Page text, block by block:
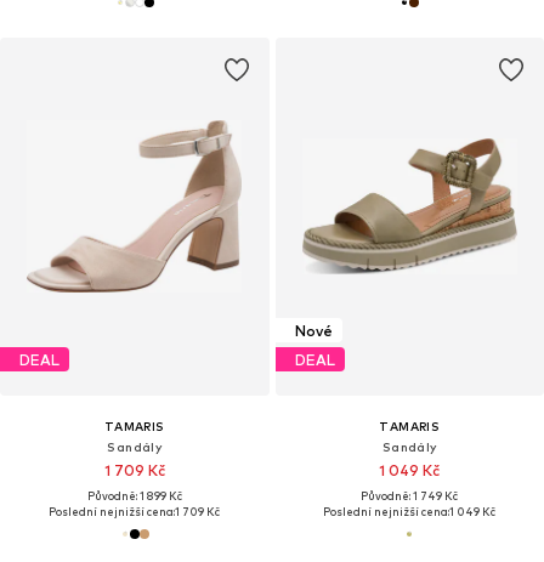
DEAL
TAMARIS
Sandály
1 709 Kč
Původně: 1 899 Kč
Poslední nejnižší cena:1 709 Kč
Nové
DEAL
TAMARIS
Sandály
1 049 Kč
Původně: 1 749 Kč
Poslední nejnižší cena:1 049 Kč